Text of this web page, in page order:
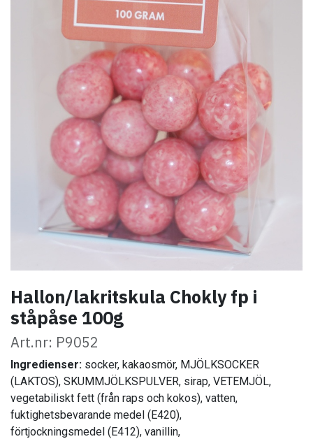
Hallon/lakritskula Chokly fp i
ståpåse 100g
Art.nr: P9052
Ingredienser: socker, kakaosmör, MJÖLKSOCKER
(LAKTOS), SKUMMJÖLKSPULVER, sirap, VETEMJÖL,
vegetabiliskt fett (från raps och kokos), vatten,
fuktighetsbevarande medel (E420),
förtjockningsmedel (E412), vanillin,